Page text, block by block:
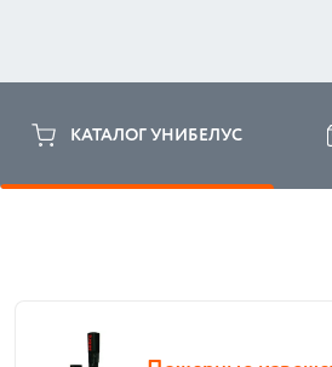
КАТАЛОГ УНИБЕЛУС